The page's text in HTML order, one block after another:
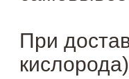
При